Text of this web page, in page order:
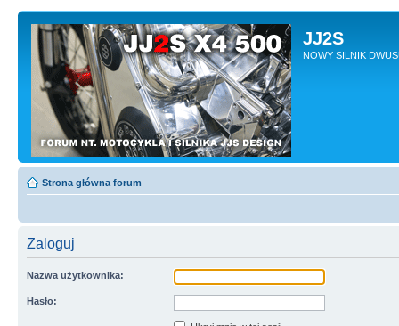
JJ2S
NOWY SILNIK
Strona główna forum
Zaloguj
Nazwa użytkownika:
Hasło: